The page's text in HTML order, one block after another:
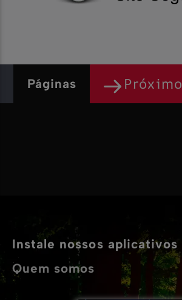
Páginas Próximo
Instale nossos aplicativos
Quem somos